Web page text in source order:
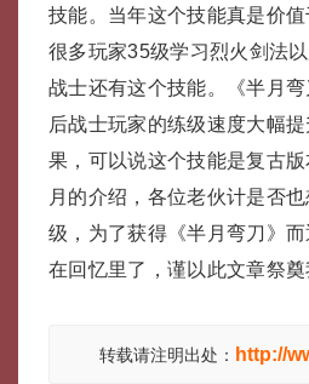
技能。当年这个技能真是价
很多玩家35级学习烈火剑法
战士还有这个技能。《半月
后战士玩家的练级速度大幅
果，可以说这个技能是复古
月的介绍，各位老伙计是否
级，为了获得《半月弯刀》
在回忆里了，谨以此文章祭奠
转载请注明出处： http://